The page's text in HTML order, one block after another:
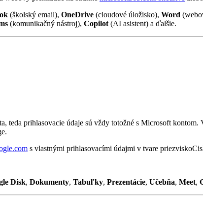
(školský email), OneDrive (cloudové úložisko), Word
(komunikačný nástroj), Copilot (AI asistent) a ďalšie.
teda prihlasovacie údaje sú vždy totožné s Microsoft
s vlastnými prihlasovacími údajmi v tvare
Disk, Dokumenty, Tabuľky, Prezentácie, Učebňa, Meet,